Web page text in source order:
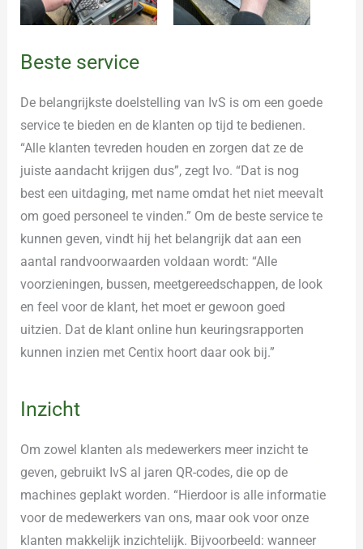
Beste service
De belangrijkste doelstelling van IvS is om een goede
service te bieden en de klanten op tijd te bedienen.
“Alle klanten tevreden houden en zorgen dat ze de
juiste aandacht krijgen dus”, zegt Ivo. “Dat is nog
best een uitdaging, met name omdat het niet meevalt
om goed personeel te vinden.” Om de beste service te
kunnen geven, vindt hij het belangrijk dat aan een
aantal randvoorwaarden voldaan wordt: “Alle
voorzieningen, bussen, meetgereedschappen, de look
en feel voor de klant, het moet er gewoon goed
uitzien. Dat de klant online hun keuringsrapporten
kunnen inzien met Centix hoort daar ook bij.”
Inzicht
Om zowel klanten als medewerkers meer inzicht te
geven, gebruikt IvS al jaren QR-codes, die op de
machines geplakt worden. “Hierdoor is alle informatie
voor de medewerkers van ons, maar ook voor onze
klanten makkelijk inzichtelijk. Bijvoorbeeld: wanneer